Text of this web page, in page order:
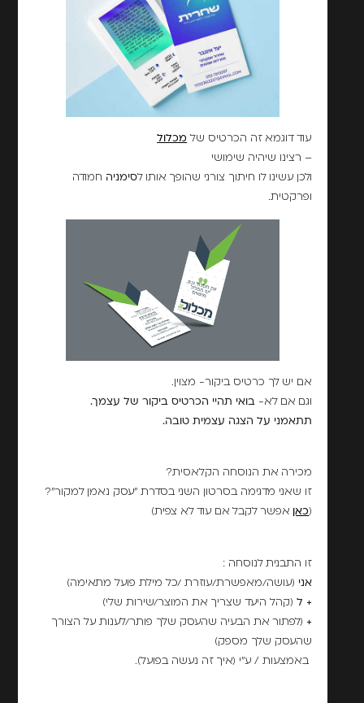
עוד דוגמא זה הכרטיס של מכלול
– רצינו שיהיה שימושי
ולכן עשינו לו חיתוך צורני שהופך אותו לסימניה חמודה
ופרקטית.
אם יש לך כרטיס ביקור- מצוין.
וגם אם לא- בואי תהיי הכרטיס ביקור של עצמך.
תתאמני על הצגה עצמית טובה.
מכירה את הנוסחה הקלאסית?
זו שאני מדגימה בסרטון השני בסדרת "עסק נאמן למקור"?
(כאן אפשר לקבל אם עוד לא צפית)
זו התבנית לנוסחה :
אני (עושה/מאפשרת/עוזרת /כל מילת פועל מתאימה)
+ ל(קהל היעד שצריך את המוצר/שירות שלי)
+ (לפתור את הבעיה שהעסק שלך פותר/לענות על הצורך
שהעסק שלך מספק)
באמצעות / ע"י (איך זה נעשה בפועל).